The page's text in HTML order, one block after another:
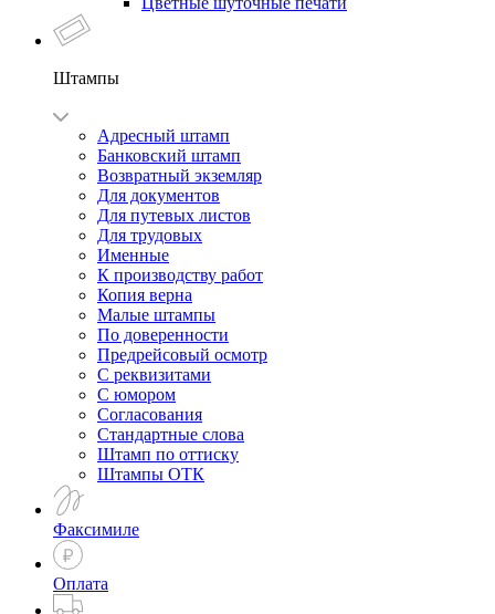
Штампы
Адресный штамп
Банковский штамп
Возвратный экземляр
Для документов
Для путевых листов
Для трудовых
Именные
К производству работ
Копия верна
Малые штампы
По доверенности
Предрейсовый осмотр
С реквизитами
С юмором
Согласования
Стандартные слова
Штамп по оттиску
Штампы ОТК
Факсимиле
Оплата